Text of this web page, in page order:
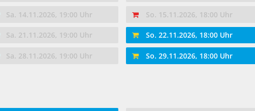
Sa. 14.11.2026, 19:00 Uhr So. 15.11.2026, 18:00 Uhr
Sa. 21.11.2026, 19:00 Uhr So. 22.11.2026, 18:00 Uhr
Sa. 28.11.2026, 19:00 Uhr So. 29.11.2026, 18:00 Uhr